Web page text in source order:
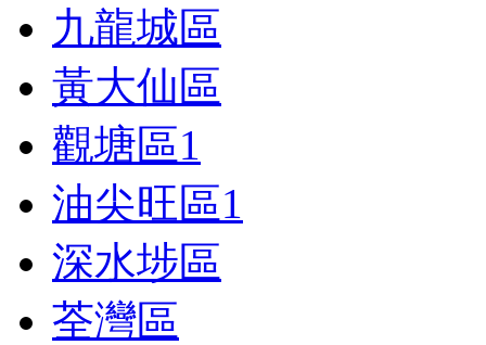
九龍城區
黃大仙區
觀塘區1
油尖旺區1
深水埗區
荃灣區